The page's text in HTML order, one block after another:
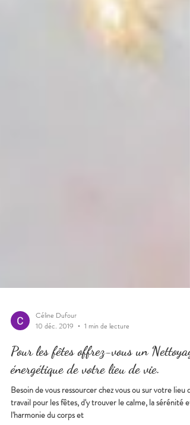
Céline Dufour
10 déc. 2019
1 min de lecture
Pour les fêtes offrez-vous un Nettoyage
énergétique de votre lieu de vie.
Besoin de vous ressourcer chez vous ou sur votre lieu de